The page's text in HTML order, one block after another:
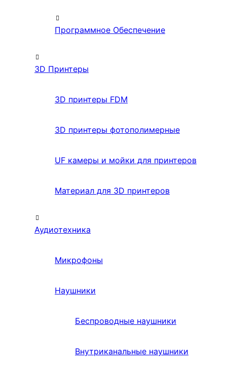
Программное Обеспечение
3D Принтеры
3D принтеры FDM
3D принтеры фотополимерные
UF камеры и мойки для принтеров
Материал для 3D принтеров
Аудиотехника
Микрофоны
Наушники
Беспроводные наушники
Внутриканальные наушники